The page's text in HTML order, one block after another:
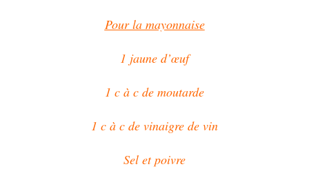
Pour la mayonnaise
1 jaune d’œuf
1 c à c de moutarde
1 c à c de vinaigre de vin
Sel et poivre